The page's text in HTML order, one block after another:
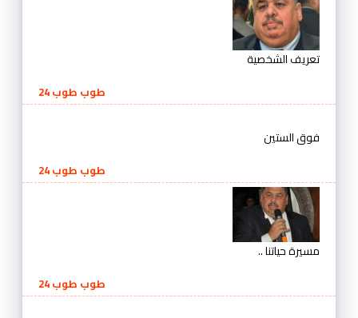
الشخصية
طوب طوب 24
الستين
طوب طوب 24
حياتنا ..
طوب طوب 24